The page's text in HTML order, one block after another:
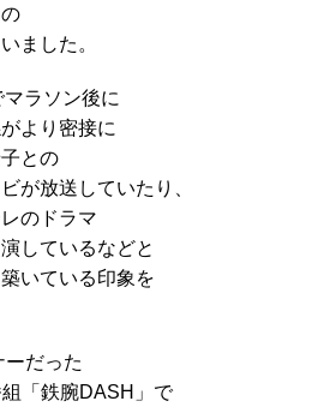
ました。
ラソン後に
より密接に
との
が放送していたり、
のドラマ
しているなどと
いている印象を
だった
「鉄腕DASH」で